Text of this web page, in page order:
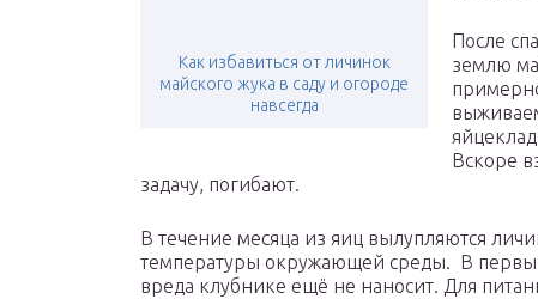
Как избавиться от личинок
майского жука в саду и огороде
навсегда
После
землю
Вскоре
задачу, погибают.
В течение месяца из яиц вылупляются
температуры окружающей среды. В
вреда клубнике ещё не наносит. Для